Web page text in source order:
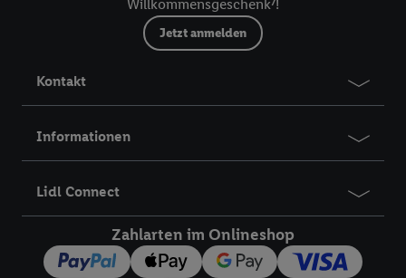
Willkommensgeschenk⁷!
Jetzt anmelden
Kontakt
Informationen
Lidl Connect
Zahlarten im Onlineshop